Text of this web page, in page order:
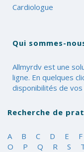
Cardiologue
Qui sommes-
Allmyrdv est une
ligne. En quelques
disponibilités de
Recherche de
A B C D E F
O
P Q R S